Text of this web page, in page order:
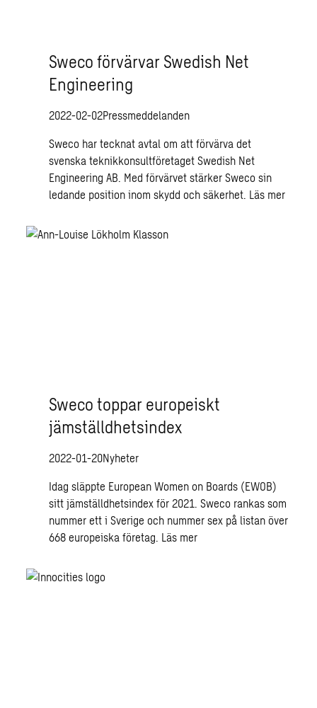
Sweco förvärvar Swedish Net
Engineering
2022-02-02Pressmeddelanden
Sweco har tecknat avtal om att förvärva det
svenska teknikkonsultföretaget Swedish Net
Engineering AB. Med förvärvet stärker Sweco sin
ledande position inom skydd och säkerhet. Läs mer
Sweco toppar europeiskt
jämställdhetsindex
2022-01-20Nyheter
Idag släppte European Women on Boards (EWOB)
sitt jämställdhetsindex för 2021. Sweco rankas som
nummer ett i Sverige och nummer sex på listan över
668 europeiska företag. Läs mer